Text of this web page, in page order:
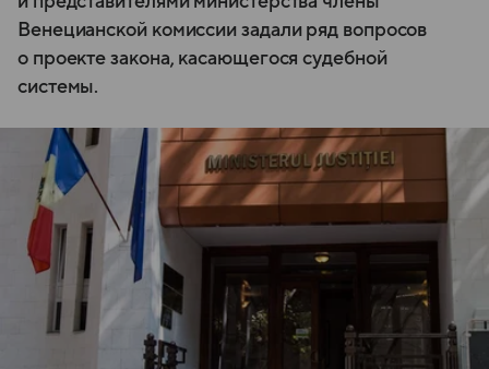
Венецианской комиссии задали ряд вопросов
о проекте закона, касающегося судебной
системы.